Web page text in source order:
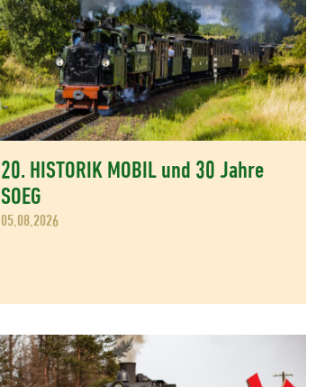
20. HISTORIK MOBIL und 30 Jahre
SOEG
05.08.2026